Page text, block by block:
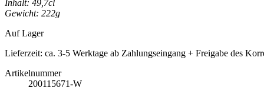
Inhalt: 49,7cl
Gewicht: 222g
Auf Lager
Lieferzeit: ca. 3-5 Werktage ab Zahlungseingang + Freigabe des
Artikelnummer
200115671-W